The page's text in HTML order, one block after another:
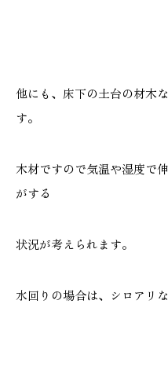
他にも、床下の土台の材木
す。
木材ですので気温や湿度で
がする
状況が考えられます。
水回りの場合は、シロアリ